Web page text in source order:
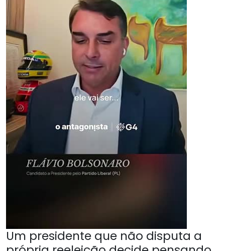
Um presidente que não disputa a